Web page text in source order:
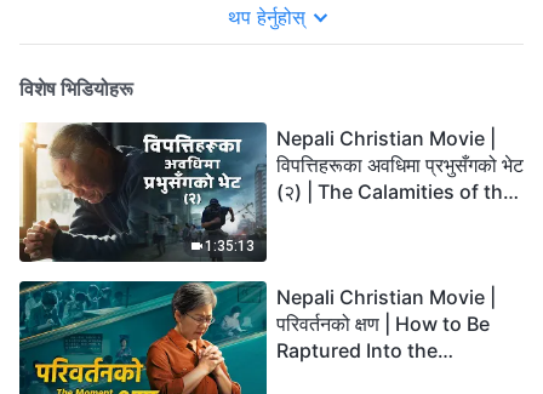
थप हेर्नुहोस्
विशेष भिडियोहरू
1:35:13
Nepali Christian Movie |
विपत्तिहरूका अवधिमा प्रभुसँगको भेट
(२) | The Calamities of the
Nepali Christian Movie |
परिवर्तनको क्षण | How to Be
Raptured Into the